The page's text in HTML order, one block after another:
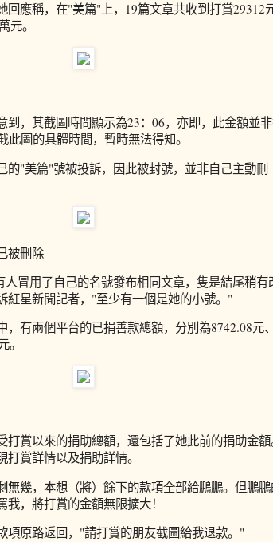
應稱，在"美篇"上，19篇文章共收到打賞29312元
元。
到，其截圖時間顯示為23：06，亦即，此金額並
此圖的具體時間，暫時無法得知。
的"美篇"號被投訴，因此被封號，並非自己主動刪
被刪除
冒用了自己的名號發布相同文章，隻是結尾稍有
紅星新聞記者，"至少有一個是她的小號。"
有兩個平台的已捐善款總額，分別為8742.08元、
。
打賞以來的捐助總額，還包括了她此前的捐助金額
賞詳情以及捐助詳情。
無幾，本想（將）餘下的款項全部給鵬鵬。但鵬
，將打賞的金額無限擴大！
項原路返回，"請打賞的朋友截圖給我退款。"